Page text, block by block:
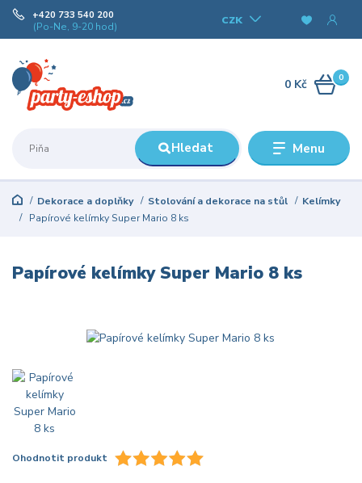
Menu
CZK
Hledat
+420 733 540 200
(Po-Ne, 9-20 hod)
0
0 Kč
Dekorace a doplňky Stolování a dekorace na stůl
Kelímky
Papírové kelímky Super Mario 8 ks
Papírové kelímky Super Mario 8 ks
Ohodnotit produkt